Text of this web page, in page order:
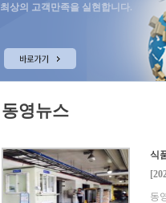
최상의 고객만족을 실현합니다.
동영뉴스
식
동